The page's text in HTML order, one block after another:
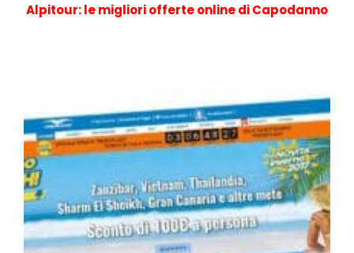
Alpitour: le migliori offerte online di Capodanno